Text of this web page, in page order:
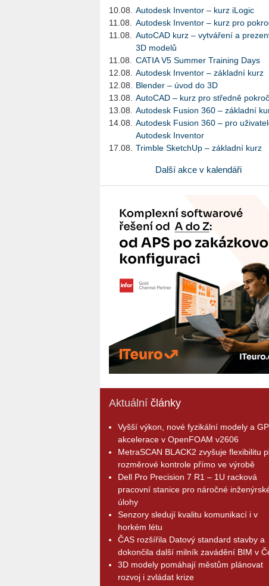
10.08.
Autodesk Inventor – kurz iLogic
11.08.
Autodesk Inventor – kurz pro
11.08.
AutoCAD kurz – vytváření a
3D modelů
11.08.
CATIA V5 Summer Training Days
12.08.
Autodesk Inventor – základní kurz
12.08.
Blender – úvod do 3D
13.08.
AutoCAD – kurz pro středně
13.08.
Autodesk Fusion 360 – základní
14.08.
Autodesk Fusion 360 – pro
Autodesk Inventor
17.08.
Trimble SketchUp – základní kurz
Další akce v kalendáři
Aktuální články
Vyšší výkon, nové fyzikální modely a
akcelerace v OpenFOAM v2606
MetraSCAN BLACK2 zvyšuje flexibilitu
rozměrové kontrole přímo ve výrobě
Dell Pro Precision 7 R1 – 1U racková
pracovní stanice pro náročné
úlohy
Senzory sledují kvalitu komunikací i v
horkém létu
ČAS rozšířila Datový standard stavby a
dokončila další milník zavádění BIM v
3D modely pomáhají městům plánovat
rozvoj i zvládat krize